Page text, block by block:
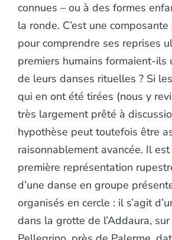
connues – ou à des formes
la ronde. C’est une
pour comprendre ses reprises
premiers humains formaient-ils
de leurs danses rituelles ? Si
qui en ont été tirées (nous y
très largement prêté à
hypothèse peut toutefois être
raisonnablement avancée. Il
première représentation
d’une danse en groupe
organisés en cercle : il s’agit
dans la grotte de l’Addaura,